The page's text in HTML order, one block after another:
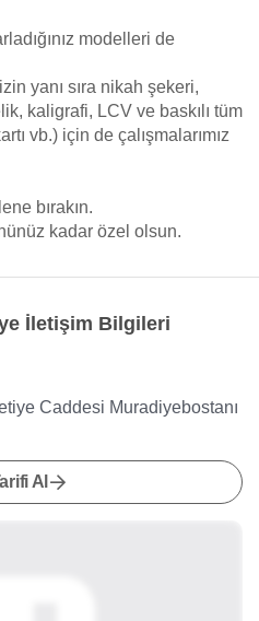
modelleri de
yanı sıra nikah şekeri,
kaligrafi, LCV ve baskılı tüm
vb.) için de çalışmalarımız
bırakın.
kadar özel olsun.
İletişim Bilgileri
Caddesi Muradiyebostanı
Al